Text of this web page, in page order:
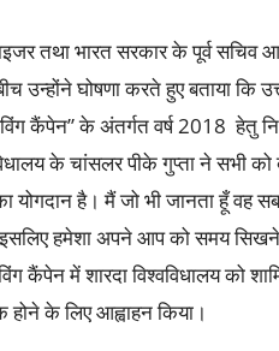
तथा भारत सरकार के पूर्व
उन्होंने घोषणा करते हुए बताया कि
कैंपेन” के अंतर्गत वर्ष 2018 हेतु
के चांसलर पीके गुप्ता ने सभी
योगदान है। मैं जो भी जानता हूँ वह
हमेशा अपने आप को समय सिखने
कैंपेन में शारदा विश्वविधालय को
के लिए आह्वाहन किया।